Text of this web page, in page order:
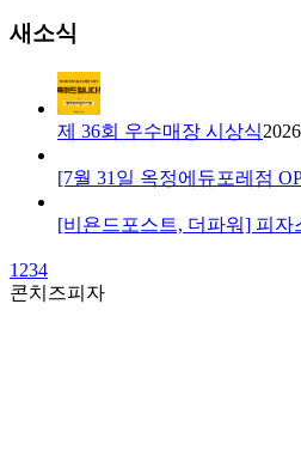
새소식
제 36회 우수매장 시상식
[7월 31일 옥정에듀포레점
[비욘드포스트, 더파워] 피자
1234
콘치즈피자